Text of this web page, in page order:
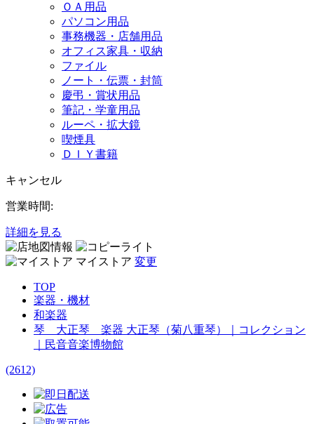
ＯＡ用品
パソコン用品
事務機器・店舗用品
オフィス家具・収納
ファイル
ノート・伝票・封筒
慶弔・賞状用品
筆記・学童用品
ルーペ・拡大鏡
喫煙具
ＤＩＹ書籍
キャンセル
営業時間:
詳細を見る
マイストア 変更
TOP
楽器・機材
和楽器
琴 大正琴 楽器 大正琴（菊八重琴）｜コレクション
｜民音音楽博物館
(2612)